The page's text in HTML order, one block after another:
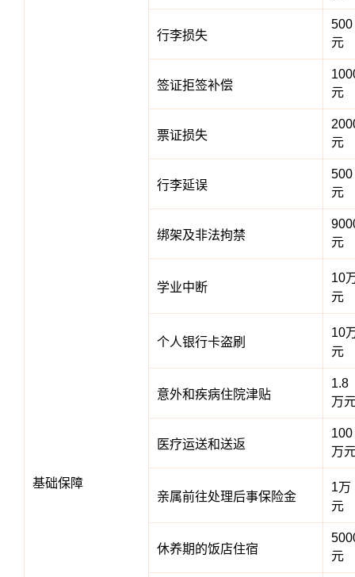
基础保障
行李损失
500
元
签证拒签补偿
元
票证损失
元
行李延误
500
元
绑架及非法拘禁
元
学业中断
10
元
个人银行卡盗刷
10
元
意外和疾病住院津贴
1.8
万
医疗运送和送返
100
万
亲属前往处理后事保险金
1万
元
休养期的饭店住宿
元